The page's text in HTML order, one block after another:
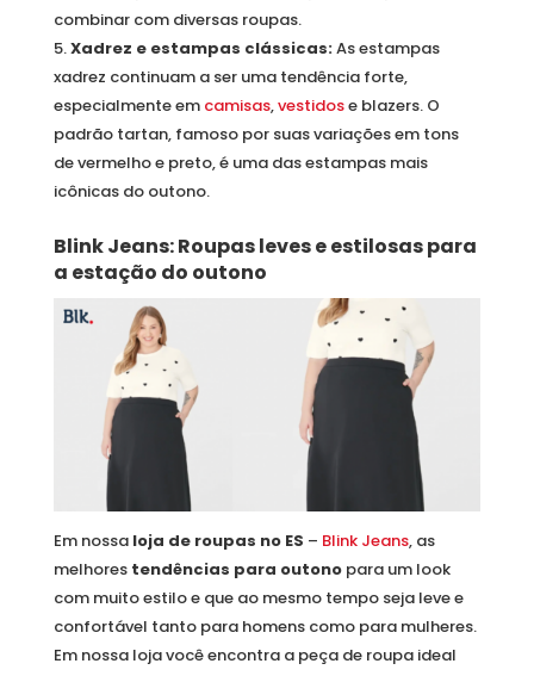
combinar com diversas roupas.
Xadrez e estampas clássicas:As estampas
xadrez continuam a ser uma tendência forte,
especialmente em camisas,vestidose blazers. O
padrão tartan, famoso por suas variações em tons
de vermelho e preto, é uma das estampas mais
icônicas do outono.
Blink Jeans: Roupas leves e estilosas para
a estação do outono
Em nossa loja de roupas no ES – Blink Jeans, as
melhores tendências para outonopara um look
com muito estilo e que ao mesmo tempo seja leve e
confortável tanto para homens como para mulheres.
Em nossa loja você encontra a peça de roupa ideal